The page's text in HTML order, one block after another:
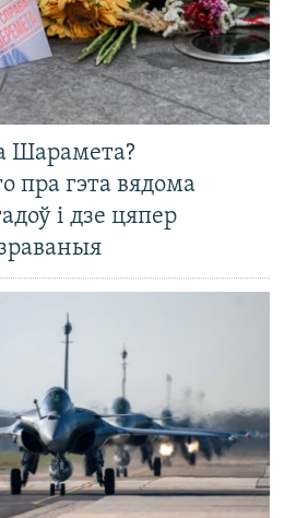
Шарамета?
пра гэта вядома
і дзе цяпер